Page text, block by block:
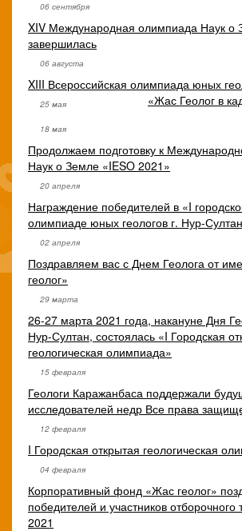
06 сентября
XIV Международная олимпиада Наук о
завершилась
06 августа
XIII Всероссийская олимпиада юных
25 мая «Жас Геолог в
18 мая
Продолжаем подготовку к
Наук о Земле «IESO 2021»
20 апреля
Награждение победителей в «I
олимпиаде юных геологов г. Нур-
02 апреля
Поздравляем вас с Днем Геолога от
геолог»
29 марта
26-27 марта 2021 года, накануне Дня
Нур-Султан, состоялась «I Городская
геологическая олимпиада»
15 февраля
Геологи Каражанбаса поддержали
исследователей недр Все права
12 февраля
I Городская открытая геологическая
04 февраля
Корпоративный фонд «Жас геолог»
победителей и участников отборочного
2021